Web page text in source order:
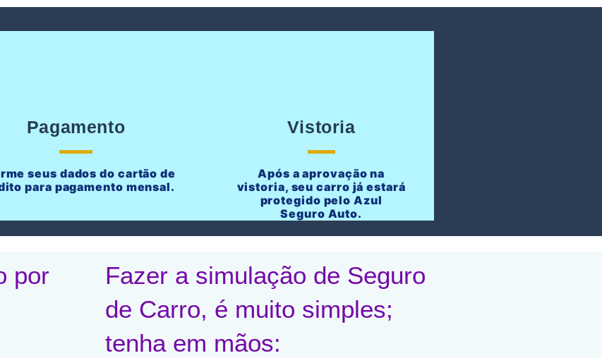
Pagamento
seus dados do cartão de
para pagamento mensal.
Vistoria
Após a aprovação na
vistoria, seu carro já estará
protegido pelo Azul
Seguro Auto.
por
Fazer a simulação de Seguro
de Carro, é muito simples;
tenha em mãos: